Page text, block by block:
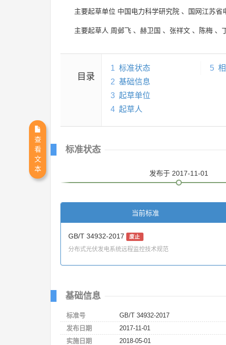
主要起草单位 中国电力科学研究院 、 国网江苏省
主要起草人 周邺飞 、 赫卫国 、 张祥文 、 陈梅 、
目录
1 标准状态
2 基础信息
3 起草单位
4 起草人
5
标准状态
发布于 2017-11-01
当前标准
GB/T 34932-2017 废止
分布式光伏发电系统远程监控技术规范
基础信息
标准号
GB/T 34932-2017
发布日期
2017-11-01
实施日期
2018-05-01
查
看
文
本